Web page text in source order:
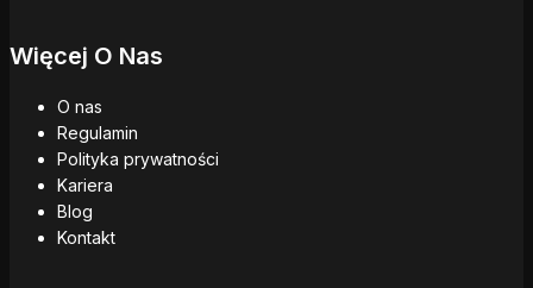
Więcej O Nas
O nas
Regulamin
Polityka prywatności
Kariera
Blog
Kontakt